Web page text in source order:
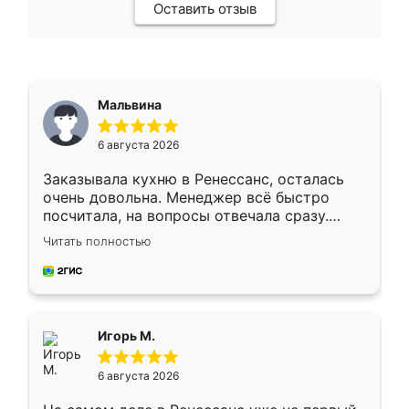
Оставить отзыв
Мальвина
6 августа 2026
Заказывала кухню в Ренессанс, осталась
очень довольна. Менеджер всё быстро
посчитала, на вопросы отвечала сразу.
Замерщик приехал в субботу, подошёл к
делу со всей ответственностью. Собрали
за день, ребята работали аккуратно, даже
Читать полностью
Игорь М.
6 августа 2026